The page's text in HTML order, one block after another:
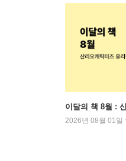
이달의 책 8월 :
2026년 08월 01일